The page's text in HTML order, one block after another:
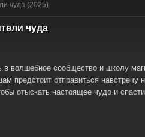
чуда (2025)
чуда
в волшебное сообщество и школу
предстоит отправиться
отыскать настоящее чудо и